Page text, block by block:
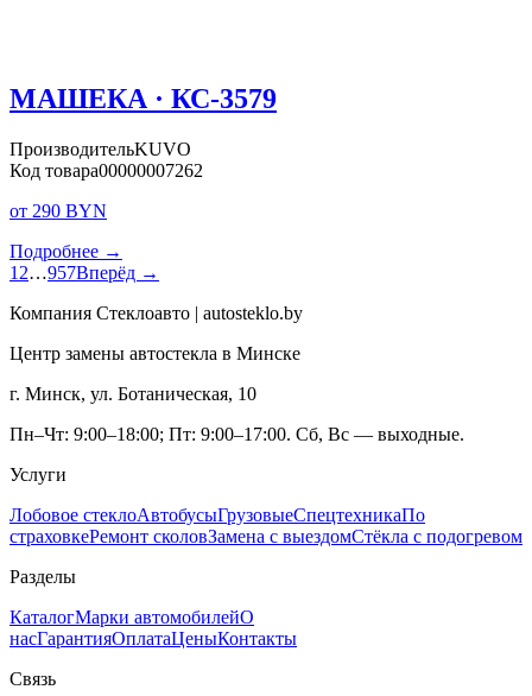
МАШЕКА · КС-3579
ПроизводительKUVO
Код товара00000007262
от 290 BYN
Подробнее →
1 2…957Вперёд →
Компания Стеклоавто | autosteklo.by
Центр замены автостекла в Минске
г. Минск, ул. Ботаническая, 10
Пн–Чт: 9:00–18:00; Пт: 9:00–17:00. Сб, Вс — выходные.
Услуги
Лобовое стеклоАвтобусыГрузовыеСпецтехникаПо
страховкеРемонт сколовЗамена с выездомСтёкла с подогревом
Разделы
КаталогМарки автомобилейО
насГарантияОплатаЦеныКонтакты
Связь